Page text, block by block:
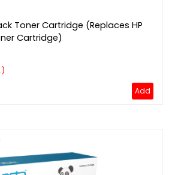
Toner Cartridge (Replaces HP
Cartridge)
Add